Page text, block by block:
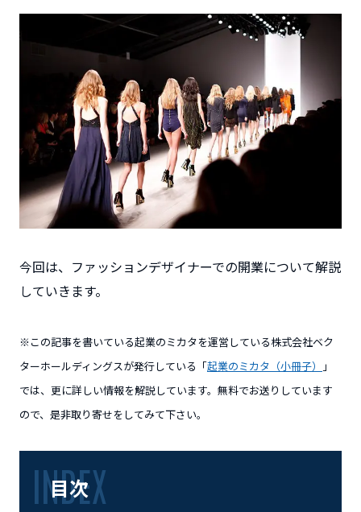
今回は、ファッションデザイナーでの開業について解説
していきます。
※この記事を書いている起業のミカタを運営している株式会社ベク
ターホールディングスが発行している「起業のミカタ（小冊子）
」
では、更に詳しい情報を解説しています。無料でお送りしています
ので、是非取り寄せをしてみて下さい。
目次